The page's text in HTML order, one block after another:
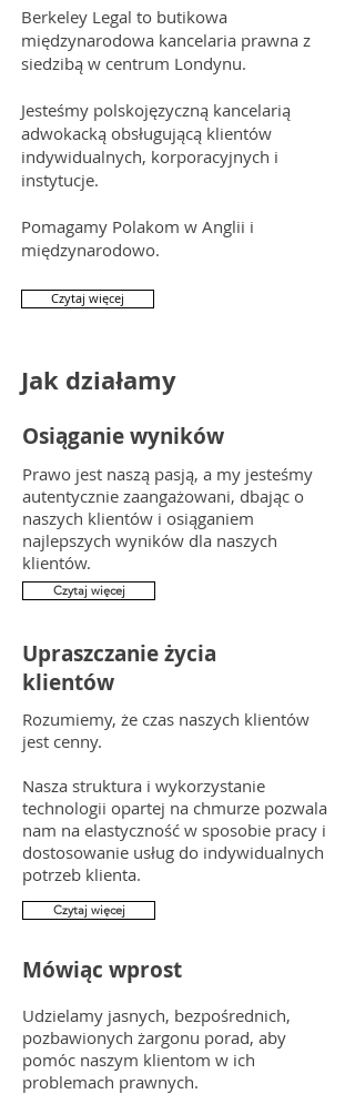
Jak działamy
Osiąganie wyników
Prawo jest naszą pasją, a my jesteśmy
autentycznie zaangażowani, dbając o
naszych klientów i osiąganiem
najlepszych wyników dla naszych
klientów.
Czytaj więcej
Upraszczanie życia
klientów
Rozumiemy, że czas naszych klientów
jest cenny.
Nasza struktura i wykorzystanie
technologii opartej na chmurze pozwala
nam na elastyczność w sposobie pracy i
dostosowanie usług do indywidualnych
potrzeb klienta.
Czytaj więcej
Mówiąc wprost
Udzielamy jasnych, bezpośrednich,
pozbawionych żargonu porad, aby
pomóc naszym klientom w ich
problemach prawnych.
Berkeley Legal to butikowa
międzynarodowa kancelaria prawna z
siedzibą w centrum Londynu.
​Jesteśmy polskojęzyczną kancelarią
adwokacką obsługującą klientów
indywidualnych, korporacyjnych i
instytucje.
Pomagamy Polakom w Anglii i
międzynarodowo.
Czytaj więcej